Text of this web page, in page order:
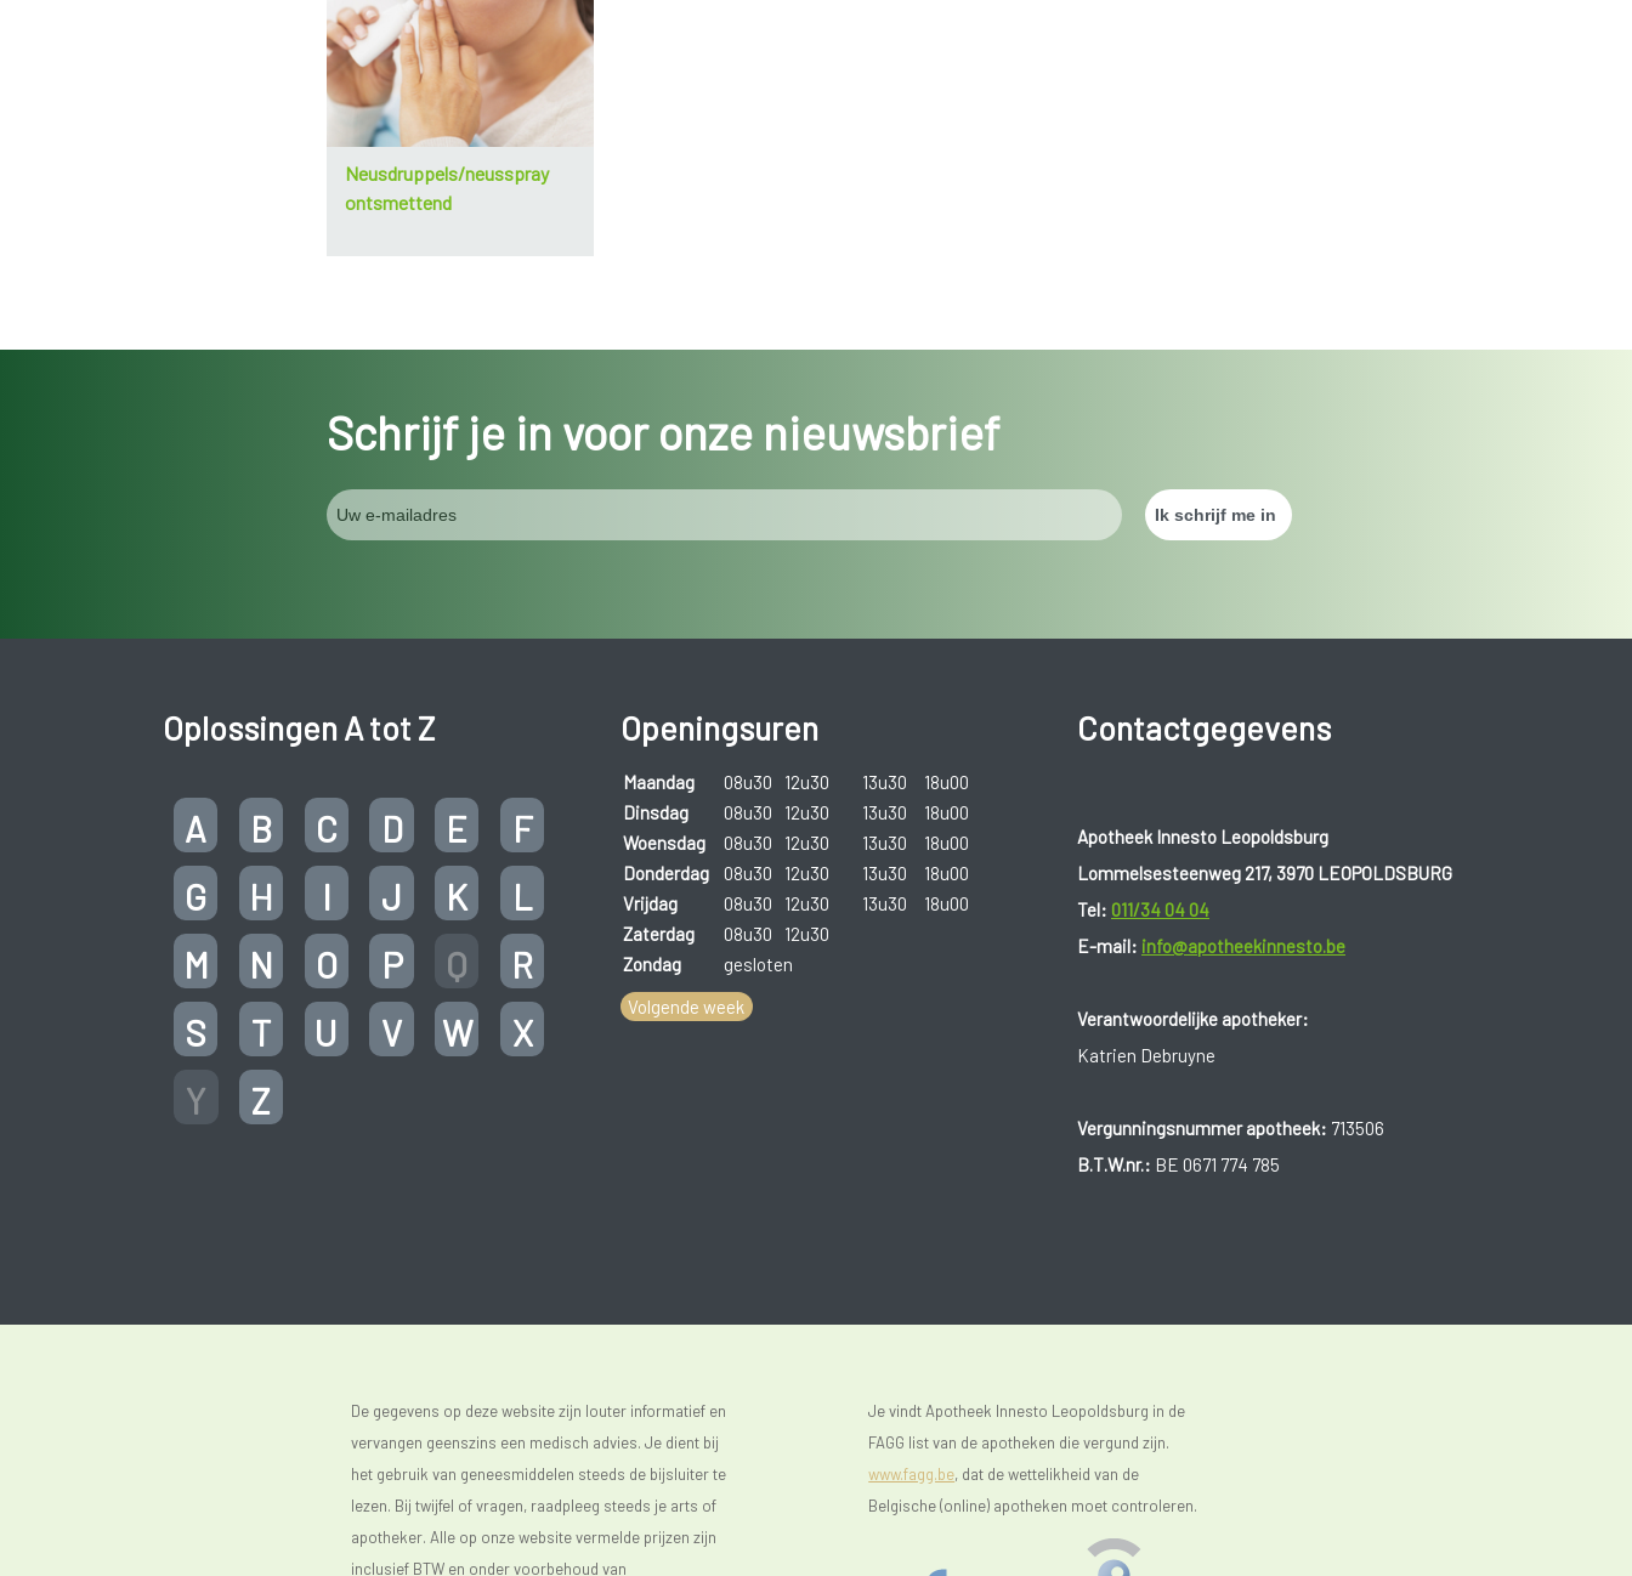
Neusdruppels/neusspray
ontsmettend
Schrijf je in voor onze nieuwsbrief
Oplossingen A tot Z
A B C D E
F
G
H I J K
L
M
N O P Q
R
S
T U V W
X
Y
Z
Openingsuren
Maandag 08u30 12u30 13u30
18u00
Dinsdag
08u30 12u30 13u30
18u00
Woensdag
08u30 12u30 13u30
18u00
Donderdag
08u30 12u30 13u30
18u00
Vrijdag
08u30 12u30 13u30
18u00
Zaterdag
08u30
12u30
Zondag
gesloten
Volgende week
Contactgegevens
Apotheek Innesto Leopoldsburg
Lommelsesteenweg 217, 3970 LEOPOLDSBURG
Tel: 011/34 04 04
E-mail: info@apotheekinnesto.be
Verantwoordelijke apotheker:
Katrien Debruyne
Vergunningsnummer apotheek: 713506
B.T.W.nr.: BE 0671 774 785
De gegevens op deze website zijn louter informatief en
vervangen geenszins een medisch advies. Je dient bij
het gebruik van geneesmiddelen steeds de bijsluiter te
lezen. Bij twijfel of vragen, raadpleeg steeds je arts of
apotheker. Alle op onze website vermelde prijzen zijn
inclusief BTW en onder voorbehoud van
Je vindt Apotheek Innesto Leopoldsburg in de
FAGG list van de apotheken die vergund zijn.
www.fagg.be, dat de wettelikheid van de
Belgische (online) apotheken moet controleren.